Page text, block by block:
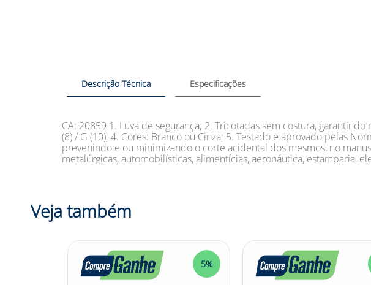
Descrição Técnica Especificações
CA: 20859 1. Luva de segurança; 2. Tricotadas sem costura,
(8) / G (10); 4. Cores: Branco ou Cinza; 5. Testado e aprovado pelas
prevenindo e ou minimizando o corte acidental dos mesmos, no
metalúrgicas, automobilísticas, alimentícias, aeronáutica, estamparia,
Veja também
5%